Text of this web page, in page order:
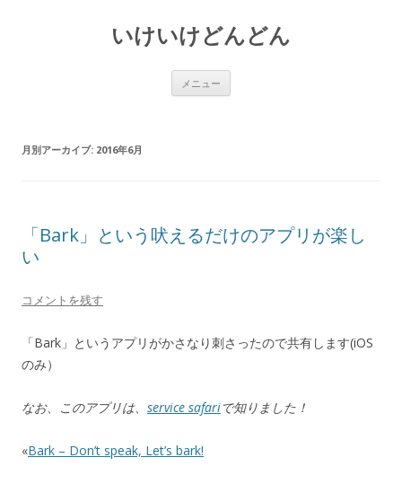
いけいけどんどん
メニュー
月別アーカイブ: 2016年6月
「Bark」という吠えるだけのアプリが楽し
い
コメントを残す
「Bark」というアプリがかさなり刺さったので共有します(iOS
のみ）
なお、このアプリは、 service safariで知りました！
«Bark – Don’t speak, Let’s bark!